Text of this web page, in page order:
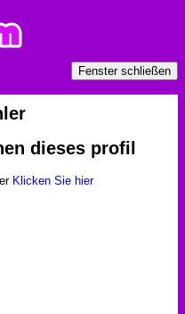
dieses profil
Klicken Sie hier